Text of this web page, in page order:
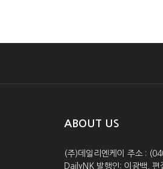
ABOUT US
(주)데일리엔케이 주소 :
DailyNK 발행인: 이광백,